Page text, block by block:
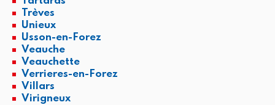
Trèves
Unieux
Usson-en-Forez
Veauche
Veauchette
Verrieres-en-Forez
Villars
Virigneux